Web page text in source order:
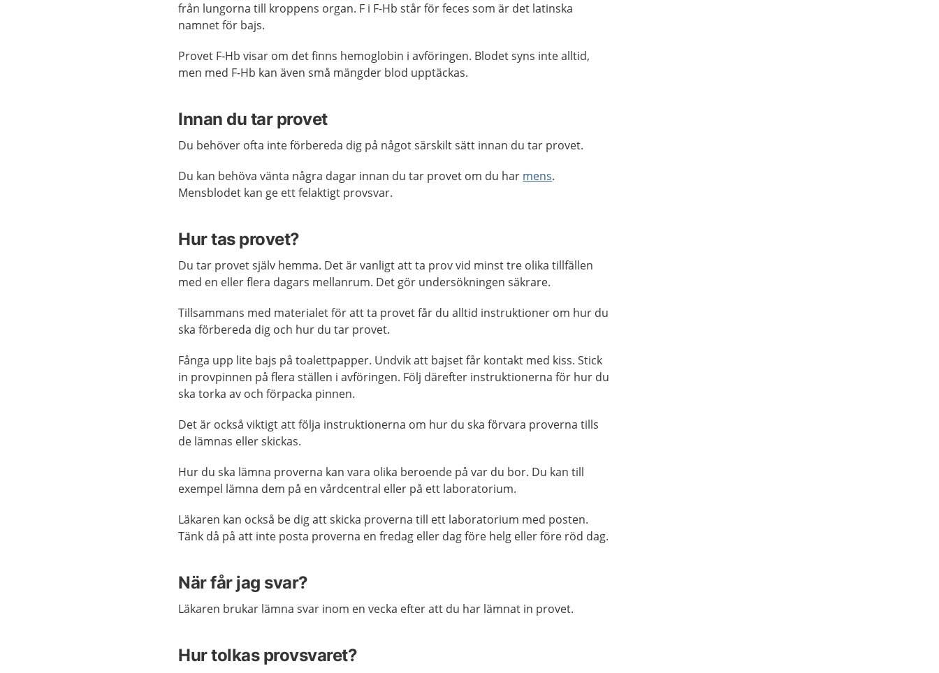
från lungorna till kroppens organ. F i F-Hb står för feces som är det latinska
namnet för bajs.
Provet F-Hb visar om det finns hemoglobin i avföringen. Blodet syns inte alltid,
men med F-Hb kan även små mängder blod upptäckas.
Innan du tar provet
Du behöver ofta inte förbereda dig på något särskilt sätt innan du tar provet.
Du kan behöva vänta några dagar innan du tar provet om du har mens.
Mensblodet kan ge ett felaktigt provsvar.
Hur tas provet?
Du tar provet själv hemma. Det är vanligt att ta prov vid minst tre olika tillfällen
med en eller flera dagars mellanrum. Det gör undersökningen säkrare.
Tillsammans med materialet för att ta provet får du alltid instruktioner om hur du
ska förbereda dig och hur du tar provet.
Fånga upp lite bajs på toalettpapper. Undvik att bajset får kontakt med kiss. Stick
in provpinnen på flera ställen i avföringen. Följ därefter instruktionerna för hur du
ska torka av och förpacka pinnen.
Det är också viktigt att följa instruktionerna om hur du ska förvara proverna tills
de lämnas eller skickas.
Hur du ska lämna proverna kan vara olika beroende på var du bor. Du kan till
exempel lämna dem på en vårdcentral eller på ett laboratorium.
Läkaren kan också be dig att skicka proverna till ett laboratorium med posten.
Tänk då på att inte posta proverna en fredag eller dag före helg eller före röd dag.
När får jag svar?
Läkaren brukar lämna svar inom en vecka efter att du har lämnat in provet.
Hur tolkas provsvaret?